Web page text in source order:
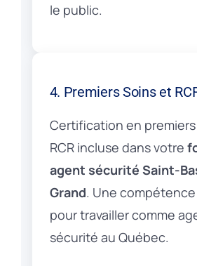
le public.
4. Premiers Soins et
Certification en
RCR incluse dans votre
agent sécurité Saint-
Grand. Une
pour travailler comme
sécurité au Québec.